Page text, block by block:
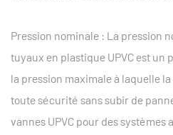
Pression nominale : La pression
tuyaux en plastique UPVC est
la pression maximale à laquelle
toute sécurité sans subir de
vannes UPVC pour des systèmes